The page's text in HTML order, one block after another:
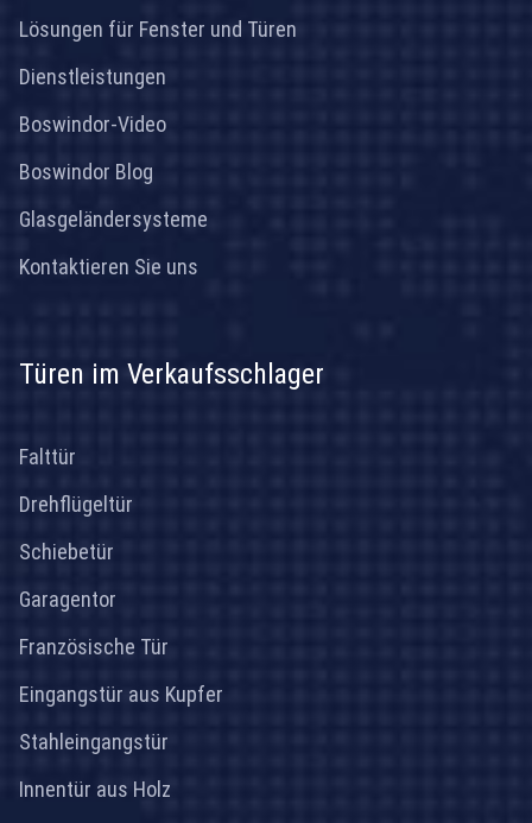
Lösungen für Fenster und Türen
Dienstleistungen
Boswindor-Video
Boswindor Blog
Glasgeländersysteme
Kontaktieren Sie uns
Türen im Verkaufsschlager
Falttür
Drehflügeltür
Schiebetür
Garagentor
Französische Tür
Eingangstür aus Kupfer
Stahleingangstür
Innentür aus Holz